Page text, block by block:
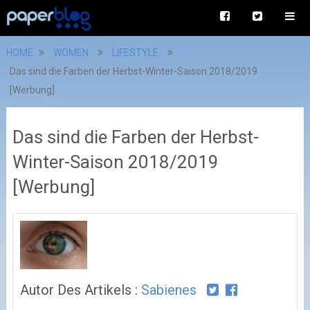
HOME WOMEN
LIFESTYLE
Das sind die Farben der Herbst-Winter-Saison 2018/2019
[Werbung]
Das sind die Farben der Herbst-
Winter-Saison 2018/2019
[Werbung]
Autor Des Artikels : Sabienes